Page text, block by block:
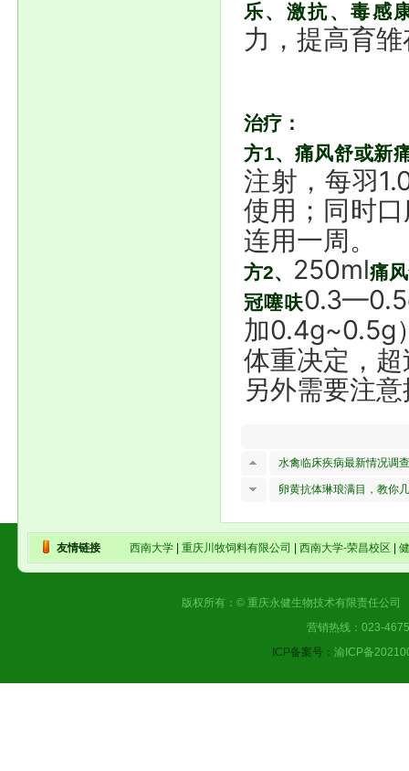
乐、激抗、毒感
力，提高育
治疗：
方1、 痛风舒或新
注射，每羽
使用；同时
连用一周。
方2、 250ml痛
冠噻呋
加0.4g~0.5g
体重决定，
另外需要注
水禽临床疾病最新情况调
卵黄抗体琳琅满目，教你
友情链接 西南大学 重庆川牧饲料有限公司 西南大学-荣昌校区
版权所有：© 重庆永健生物技术有限责任
营销热线：023-
ICP备案号： 渝ICP备